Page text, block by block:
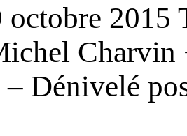
octobre 2015
Charvin
– Dénivelé